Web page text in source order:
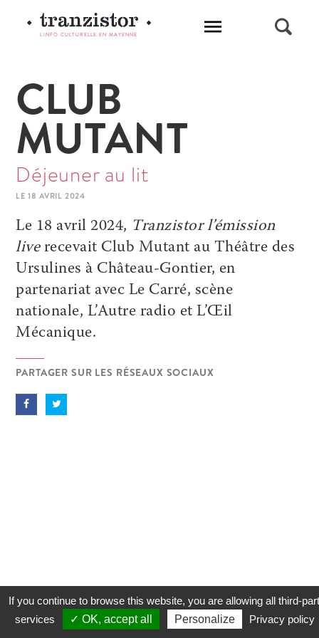
L'INFO CULTURELLE EN MAYENNE
CLUB
MUTANT
Déjeuner au lit
LE 18 AVRIL 2024
Le 18 avril 2024, Tranzistor l’émission
liverecevait Club Mutant au Théâtre des
Ursulines à Château-Gontier, en
partenariat avec Le Carré, scène
nationale, L’Autre radio et L’Œil
Mécanique.
PARTAGER SUR LES RÉSEAUX SOCIAUX
COOKIES MENTIONS LÉGALES PLAN DU SITE
If you continue to browse this website, you are allowing all third-
services
✓ OK, accept all Personalize Privacy policy